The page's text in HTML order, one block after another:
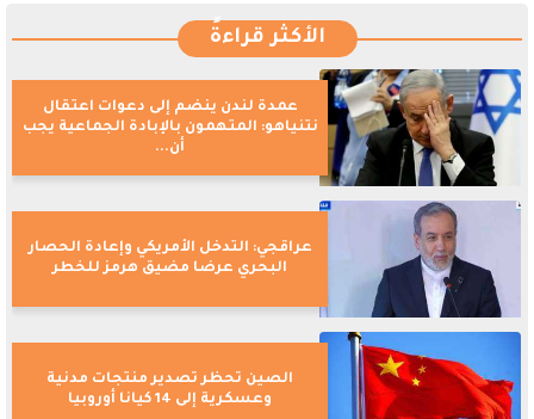
الأكثر قراءةً
عمدة لندن ينضم إلى دعوات اعتقال
نتنياهو: المتهمون بالإبادة الجماعية يجب
أن...
عراقجي: التدخل الأمريكي وإعادة الحصار
البحري عرضا مضيق هرمز للخطر
الصين تحظر تصدير منتجات مدنية
وعسكرية إلى 14 كيانا أوروبيا